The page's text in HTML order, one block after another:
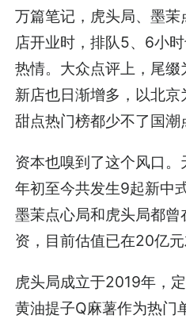
万篇笔记，虎头局、墨
店开业时，排队5、6小
热情。大众点评上，尾缀
新店也日渐增多，以北
甜点热门榜都少不了国潮
资本也嗅到了这个风口
年初至今共发生9起新中
墨茉点心局和虎头局都
资，目前估值已在20亿元
虎头局成立于2019年，
黄油提子Q麻薯作为热门